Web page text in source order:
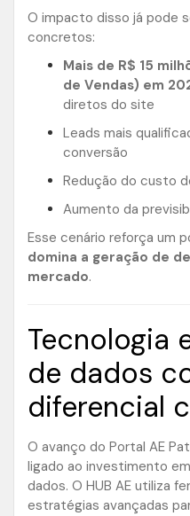
O impacto disso já pode
concretos:
Mais de R$ 15
de Vendas) em
diretos do site
Leads mais
conversão
Redução do custo
Aumento da
Esse cenário reforça um
domina a geração de
mercado.
Tecnologia
de dados
diferencial
O avanço do Portal AE
ligado ao investimento
dados. O HUB AE utiliza
estratégias avançadas